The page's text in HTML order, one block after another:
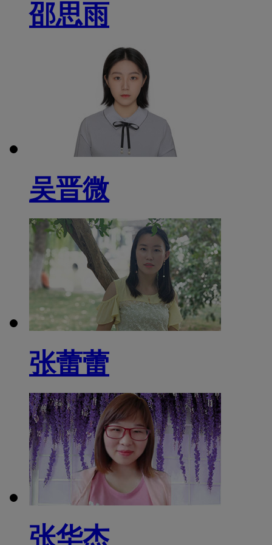
邵思雨
吴晋微
张蕾蕾
张华杰